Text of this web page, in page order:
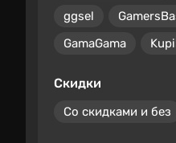
ggsel
GamaGama
Скидки
Со скидками и без